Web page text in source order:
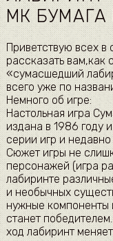
МК
Приветствую всех
рассказать вам,как
«сумасшедший
всего уже по
Немного об игре:
Настольная игра
издана в 1986 году
серии игр и
Сюжет игры не
персонажей (игра
лабиринте
и необычных
нужные компоненты
станет
ход лабиринт